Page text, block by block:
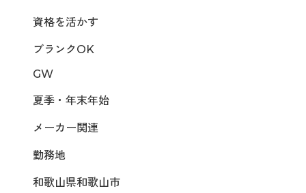
資格を活かす
ブランクOK
GW
夏季・年末年始
メーカー関連
勤務地
和歌山県和歌山市